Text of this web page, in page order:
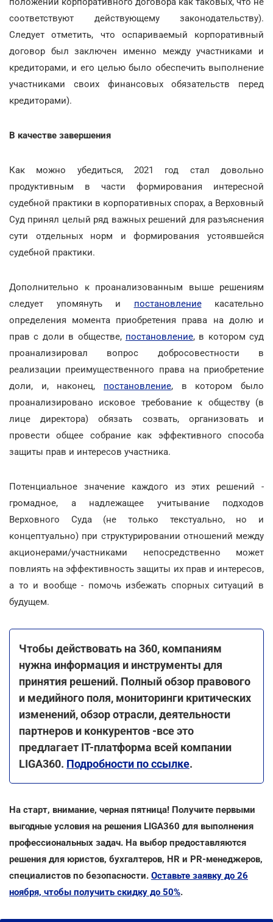
соответствуют действующему законодательству).
Следует отметить, что оспариваемый корпоративный
договор был заключен именно между участниками и
кредиторами, и его целью было обеспечить выполнение
участниками своих финансовых обязательств перед
кредиторами).
В качестве завершения
Как можно убедиться, 2021 год стал довольно
продуктивным в части формирования интересной
судебной практики в корпоративных спорах, а Верховный
Суд принял целый ряд важных решений для разъяснения
сути отдельных норм и формирования устоявшейся
судебной практики.
Дополнительно к проанализованным выше решениям
следует упомянуть и постановлениекасательно
определения момента приобретения права на долю и
прав с доли в обществе, постановление, в котором суд
проанализировал вопрос добросовестности в
реализации преимущественного права на приобретение
доли, и, наконец, постановление, в котором было
проанализировано исковое требование к обществу (в
лице директора) обязать созвать, организовать и
провести общее собрание как эффективного способа
защиты прав и интересов участника.
Потенциальное значение каждого из этих решений -
громадное, а надлежащее учитывание подходов
Верховного Суда (не только текстуально, но и
концептуально) при структурировании отношений между
акционерами/участниками непосредственно может
повлиять на эффективность защиты их прав и интересов,
а то и вообще - помочь избежать спорных ситуаций в
будущем.
Чтобы действовать на 360, компаниям
нужна информация и инструменты для
принятия решений. Полный обзор правового
и медийного поля, мониторинги критических
изменений, обзор отрасли, деятельности
партнеров и конкурентов -все это
предлагает IT-платформа всей компании
LIGA360. Подробности по ссылке.
На старт, внимание, черная пятница! Получите первыми
выгодные условия на решения LIGA360 для выполнения
профессиональных задач. На выбор предоставляются
решения для юристов, бухгалтеров, HR и PR-менеджеров,
специалистов по безопасности. Оставьте заявку до 26
ноября, чтобы получить скидку до 50%.